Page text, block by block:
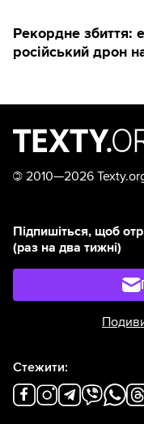
Рекордне збиття:
російський дрон
© 2010—2026
Підпишіться, щоб
(раз на два тижні)
Стежити: